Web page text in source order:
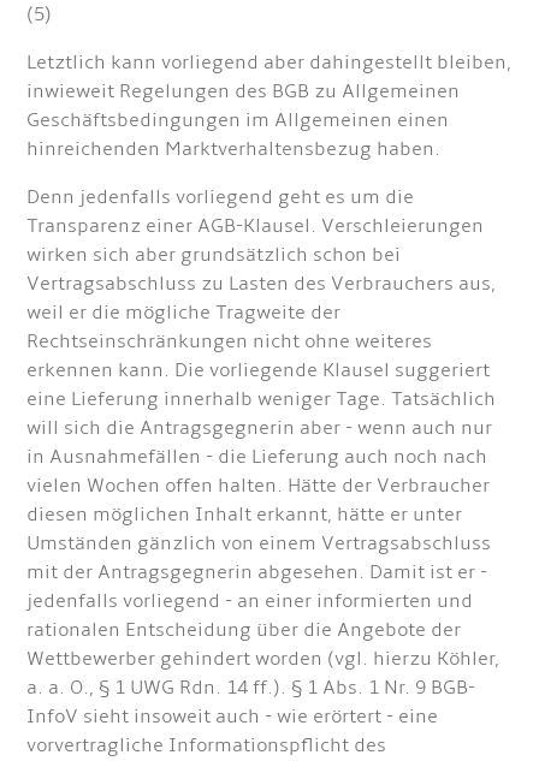
(5)
Letztlich kann vorliegend aber dahingestellt bleiben,
inwieweit Regelungen des BGB zu Allgemeinen
Geschäftsbedingungen im Allgemeinen einen
hinreichenden Marktverhaltensbezug haben.
Denn jedenfalls vorliegend geht es um die
Transparenz einer AGB-Klausel. Verschleierungen
wirken sich aber grundsätzlich schon bei
Vertragsabschluss zu Lasten des Verbrauchers aus,
weil er die mögliche Tragweite der
Rechtseinschränkungen nicht ohne weiteres
erkennen kann. Die vorliegende Klausel suggeriert
eine Lieferung innerhalb weniger Tage. Tatsächlich
will sich die Antragsgegnerin aber - wenn auch nur
in Ausnahmefällen - die Lieferung auch noch nach
vielen Wochen offen halten. Hätte der Verbraucher
diesen möglichen Inhalt erkannt, hätte er unter
Umständen gänzlich von einem Vertragsabschluss
mit der Antragsgegnerin abgesehen. Damit ist er -
jedenfalls vorliegend - an einer informierten und
rationalen Entscheidung über die Angebote der
Wettbewerber gehindert worden (vgl. hierzu Köhler,
a. a. O., § 1 UWG Rdn. 14 ff.). § 1 Abs. 1 Nr. 9 BGB-
InfoV sieht insoweit auch - wie erörtert - eine
vorvertragliche Informationspflicht des